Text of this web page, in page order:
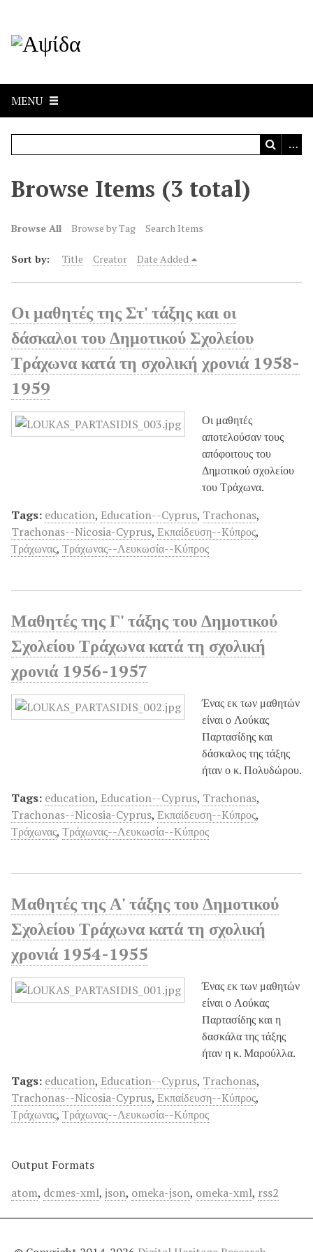
MENU
Browse Items (3 total)
Browse All Browse by Tag Search Items
Sort by: Title Creator Date Added
Οι μαθητές της Στ' τάξης και οι
δάσκαλοι του Δημοτικού Σχολείου
Τράχωνα κατά τη σχολική χρονιά 1958-
1959
Οι μαθητές
αποτελούσαν τους
απόφοιτους του
Δημοτικού σχολείου
του Τράχωνα.
Tags: education, Education--Cyprus, Trachonas,
Trachonas--Nicosia-Cyprus, Εκπαίδευση--Kύπρος,
Τράχωνας, Τράχωνας--Λευκωσία--Κύπρος
Μαθητές της Γ' τάξης του Δημοτικού
Σχολείου Τράχωνα κατά τη σχολική
χρονιά 1956-1957
Ένας εκ των μαθητών
είναι ο Λούκας
Παρτασίδης και
δάσκαλος της τάξης
ήταν ο κ. Πολυδώρου.
Tags: education, Education--Cyprus, Trachonas,
Trachonas--Nicosia-Cyprus, Εκπαίδευση--Kύπρος,
Τράχωνας, Τράχωνας--Λευκωσία--Κύπρος
Μαθητές της Α' τάξης του Δημοτικού
Σχολείου Τράχωνα κατά τη σχολική
χρονιά 1954-1955
Ένας εκ των μαθητών
είναι ο Λούκας
Παρτασίδης και η
δασκάλα της τάξης
ήταν η κ. Μαρούλλα.
Tags: education, Education--Cyprus, Trachonas,
Trachonas--Nicosia-Cyprus, Εκπαίδευση--Kύπρος,
Τράχωνας, Τράχωνας--Λευκωσία--Κύπρος
Output Formats
atom, dcmes-xml, json, omeka-json, omeka-xml, rss2